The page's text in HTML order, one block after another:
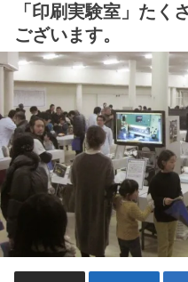
「印刷実験室」たく
ございます。